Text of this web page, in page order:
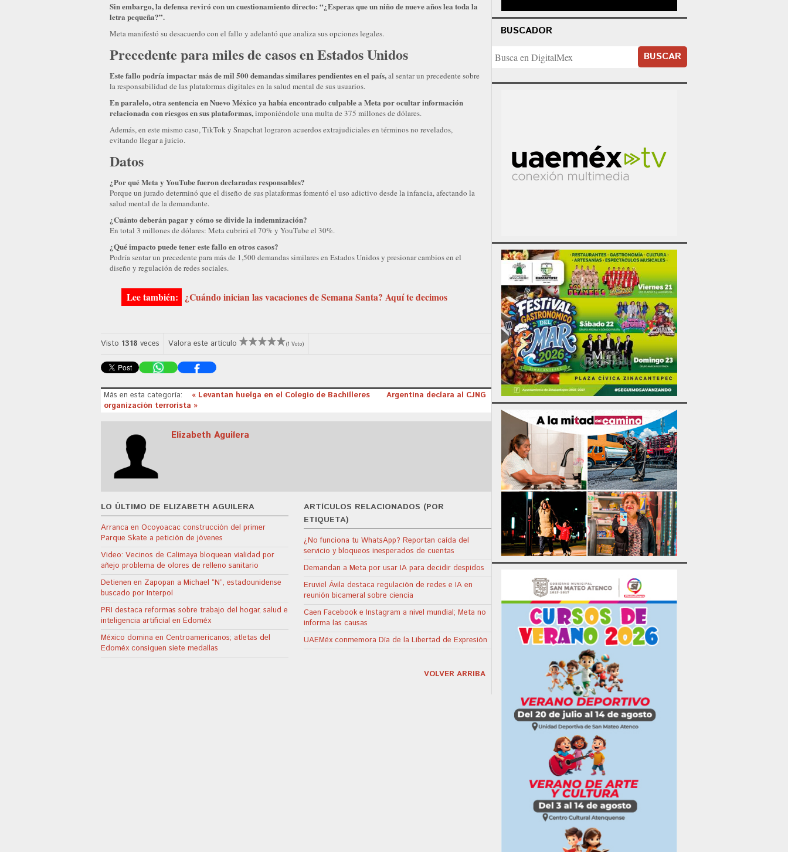
Sin embargo, la defensa reviró con un cuestionamiento directo: “¿Esperas que un niño de nueve años lea toda la
letra pequeña?”.
Meta manifestó su desacuerdo con el fallo y adelantó que analiza sus opciones legales.
Precedente para miles de casos en Estados Unidos
Este fallo podría impactar más de mil 500 demandas similares pendientes en el país,al sentar un precedente sobre
la responsabilidad de las plataformas digitales en la salud mental de sus usuarios.
En paralelo, otra sentencia en Nuevo México ya había encontrado culpable a Meta por ocultar información
relacionada con riesgos en sus plataformas,imponiéndole una multa de 375 millones de dólares.
Además, en este mismo caso, TikTok y Snapchat lograron acuerdos extrajudiciales en términos no revelados,
evitando llegar a juicio.
Datos
¿Por qué Meta y YouTube fueron declaradas responsables?
Porque un jurado determinó que el diseño de sus plataformas fomentó el uso adictivo desde la infancia, afectando la
salud mental de la demandante.
¿Cuánto deberán pagar y cómo se divide la indemnización?
En total 3 millones de dólares: Meta cubrirá el 70% y YouTube el 30%.
¿Qué impacto puede tener este fallo en otros casos?
Podría sentar un precedente para más de 1,500 demandas similares en Estados Unidos y presionar cambios en el
diseño y regulación de redes sociales.
¿Cuándo inician las vacaciones de Semana Santa? Aquí te decimos
Visto 1318 veces Valora este artículo (1 Voto)
Más en esta categoría: « Levantan huelga en el Colegio de Bachilleres
Argentina declara al CJNG
organización terrorista »
Elizabeth Aguilera
LO ÚLTIMO DE ELIZABETH AGUILERA
Arranca en Ocoyoacac construcción del primer
Parque Skate a petición de jóvenes
Video: Vecinos de Calimaya bloquean vialidad por
añejo problema de olores de relleno sanitario
Detienen en Zapopan a Michael “N”, estadounidense
buscado por Interpol
PRI destaca reformas sobre trabajo del hogar, salud e
inteligencia artificial en Edoméx
México domina en Centroamericanos; atletas del
Edoméx consiguen siete medallas
ARTÍCULOS RELACIONADOS (POR
ETIQUETA)
¿No funciona tu WhatsApp? Reportan caída del
servicio y bloqueos inesperados de cuentas
Demandan a Meta por usar IA para decidir despidos
Eruviel Ávila destaca regulación de redes e IA en
reunión bicameral sobre ciencia
Caen Facebook e Instagram a nivel mundial; Meta no
informa las causas
UAEMéx conmemora Día de la Libertad de Expresión
VOLVER ARRIBA
BUSCADOR
BUSCAR